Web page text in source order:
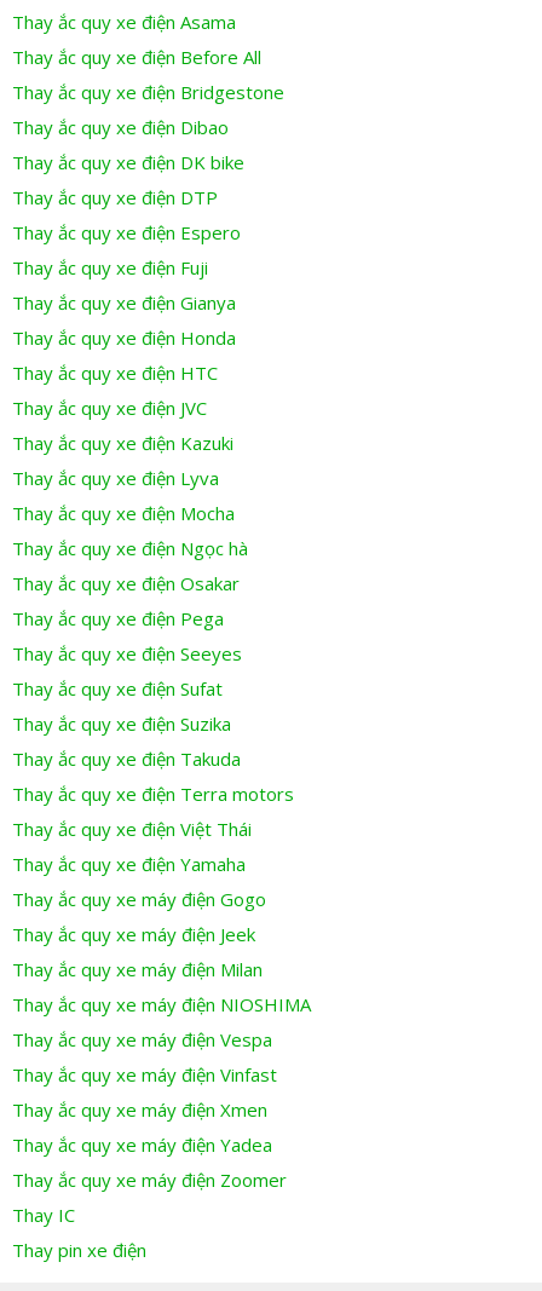
Thay ắc quy xe điện Asama
Thay ắc quy xe điện Before All
Thay ắc quy xe điện Bridgestone
Thay ắc quy xe điện Dibao
Thay ắc quy xe điện DK bike
Thay ắc quy xe điện DTP
Thay ắc quy xe điện Espero
Thay ắc quy xe điện Fuji
Thay ắc quy xe điện Gianya
Thay ắc quy xe điện Honda
Thay ắc quy xe điện HTC
Thay ắc quy xe điện JVC
Thay ắc quy xe điện Kazuki
Thay ắc quy xe điện Lyva
Thay ắc quy xe điện Mocha
Thay ắc quy xe điện Ngọc hà
Thay ắc quy xe điện Osakar
Thay ắc quy xe điện Pega
Thay ắc quy xe điện Seeyes
Thay ắc quy xe điện Sufat
Thay ắc quy xe điện Suzika
Thay ắc quy xe điện Takuda
Thay ắc quy xe điện Terra motors
Thay ắc quy xe điện Việt Thái
Thay ắc quy xe điện Yamaha
Thay ắc quy xe máy điện Gogo
Thay ắc quy xe máy điện Jeek
Thay ắc quy xe máy điện Milan
Thay ắc quy xe máy điện NIOSHIMA
Thay ắc quy xe máy điện Vespa
Thay ắc quy xe máy điện Vinfast
Thay ắc quy xe máy điện Xmen
Thay ắc quy xe máy điện Yadea
Thay ắc quy xe máy điện Zoomer
Thay IC
Thay pin xe điện